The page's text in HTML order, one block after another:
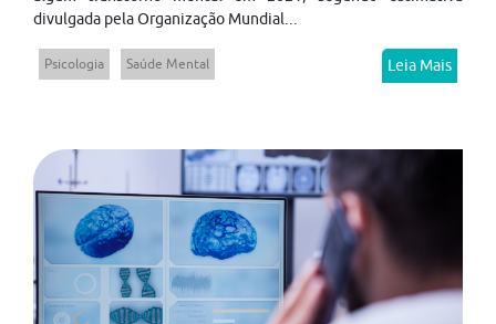
divulgada pela Organização Mundial...
Psicologia Saúde Mental Leia Mais